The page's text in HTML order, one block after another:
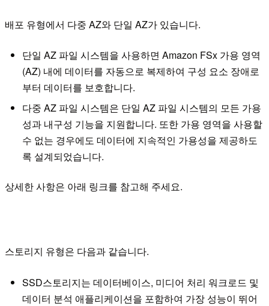
배포 유형에서 다중 AZ와 단일 AZ가 있습니다.
단일 AZ 파일 시스템을 사용하면 Amazon FSx 가용 영역
(AZ) 내에 데이터를 자동으로 복제하여 구성 요소 장애로
부터 데이터를 보호합니다.
다중 AZ 파일 시스템은 단일 AZ 파일 시스템의 모든 가용
성과 내구성 기능을 지원합니다. 또한 가용 영역을 사용할
수 없는 경우에도 데이터에 지속적인 가용성을 제공하도
록 설계되었습니다.
상세한 사항은 아래 링크를 참고해 주세요.
스토리지 유형은 다음과 같습니다.
SSD스토리지는 데이터베이스, 미디어 처리 워크로드 및
데이터 분석 애플리케이션을 포함하여 가장 성능이 뛰어